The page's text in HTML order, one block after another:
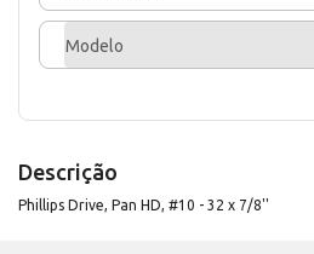
Modelo
Descrição
Phillips Drive, Pan HD, #10 - 32 x 7/8''